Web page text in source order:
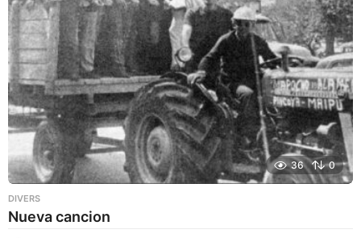
36 0
DIVERS
Nueva cancion